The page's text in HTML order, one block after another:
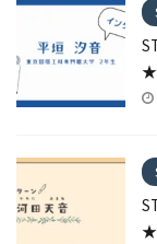
★
★